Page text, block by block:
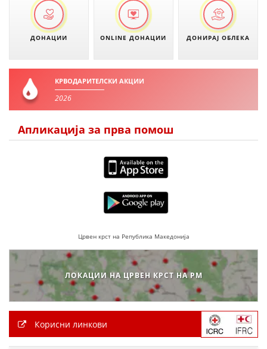
ПРИРАЧНИЦИ
СТРАТЕГИИ
ПОСТЕРИ
ПРЕЗЕНТАЦИИ
ДОНАЦИИ ONLINE ДОНАЦИИ ДОНИРАЈ ОБЛЕКА
КРВОДАРИТЕЛСКИ АКЦИИ
2026
Апликација за прва помош
Црвен крст на Република Македонија
ЛОКАЦИИ НА ЦРВЕН КРСТ НА РМ
Корисни линкови